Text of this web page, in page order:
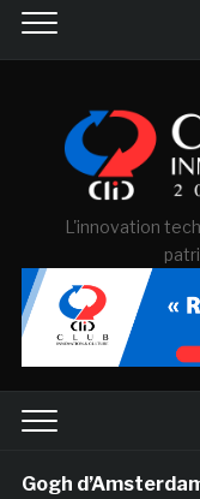
L'innovation
d’Amsterdam